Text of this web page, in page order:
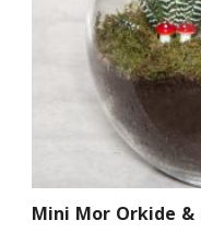
Mini Mor Orkide